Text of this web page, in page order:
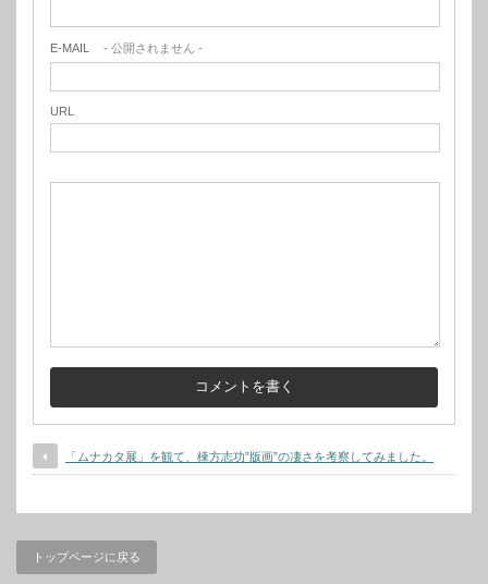
E-MAIL - 公開されません -
URL
「ムナカタ展」を観て、棟方志功”版画”の凄さを考察してみました。
トップページに戻る